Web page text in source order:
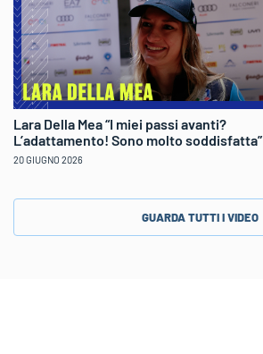
Lara Della Mea “I miei passi avanti?
L’adattamento! Sono molto soddisfatta”
20 GIUGNO 2026
GUARDA TUTTI I VIDEO